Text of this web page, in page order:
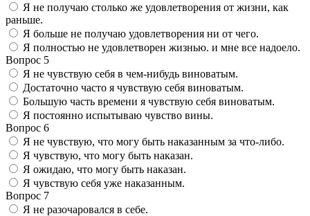
Я не получаю столько же удовлетворения от жизни, как
раньше.
Я больше не получаю удовлетворения ни от чего.
Я полностью не удовлетворен жизнью. и мне все надоело.
Вопрос 5
Я не чувствую себя в чем-нибудь виноватым.
Достаточно часто я чувствую себя виноватым.
Большую часть времени я чувствую себя виноватым.
Я постоянно испытываю чувство вины.
Вопрос 6
Я не чувствую, что могу быть наказанным за что-либо.
Я чувствую, что могу быть наказан.
Я ожидаю, что могу быть наказан.
Я чувствую себя уже наказанным.
Вопрос 7
Я не разочаровался в себе.